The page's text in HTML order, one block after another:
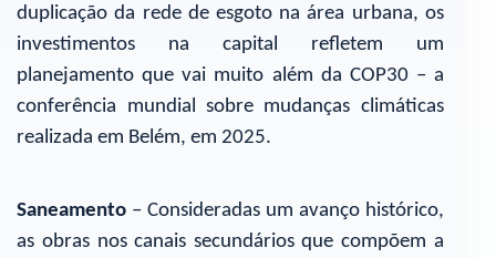
duplicação da rede de esgoto na área urbana, os
investimentos na capital refletem um
planejamento que vai muito além da COP30 – a
conferência mundial sobre mudanças climáticas
realizada em Belém, em 2025.
Saneamento – Consideradas um avanço histórico,
as obras nos canais secundários que compõem a